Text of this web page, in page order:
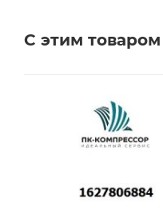
Сервисное
С этим